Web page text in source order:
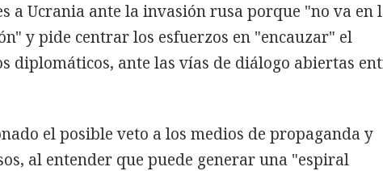
a Ucrania ante la invasión rusa porque "no va en
y pide centrar los esfuerzos en "encauzar" el
diplomáticos, ante las vías de diálogo abiertas
el posible veto a los medios de propaganda y
al entender que puede generar una "espiral